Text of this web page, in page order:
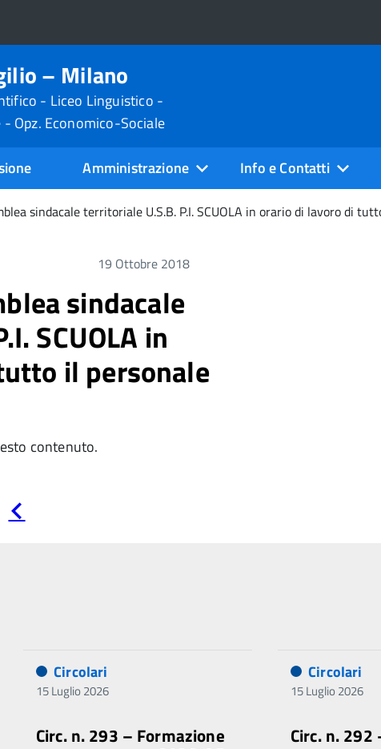
– Milano
- Liceo Linguistico -
Opz. Economico-Sociale
Amministrazione
Info e Contatti
sindacale territoriale U.S.B. P.I. SCUOLA in orario di lavoro di
19 Ottobre 2018
sindacale
SCUOLA in
il personale
contenuto.
precedente
Circolari
15 Luglio 2026
Circ. n. 293 – Formazione
Circolari
15 Luglio 2026
Circ. n. 292